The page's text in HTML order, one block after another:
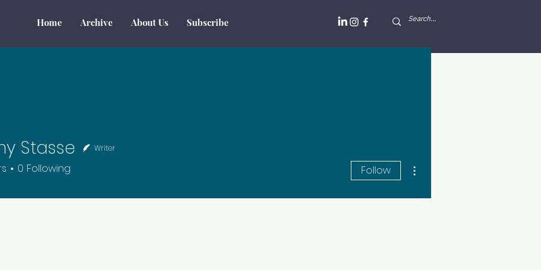
Home Archive About Us Subscribe
Stasse Writer
0 Following Follow